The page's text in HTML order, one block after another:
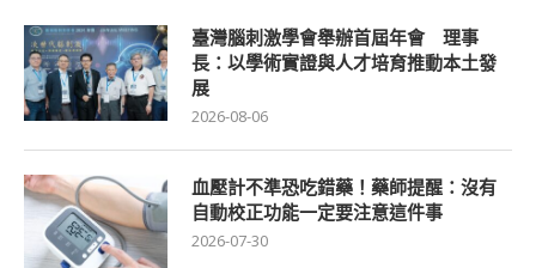
臺灣腦刺激學會舉辦首屆年會 理事
長：以學術實證與人才培育推動本土發
展
2026-08-06
血壓計不準恐吃錯藥！藥師提醒：沒有
自動校正功能一定要注意這件事
2026-07-30